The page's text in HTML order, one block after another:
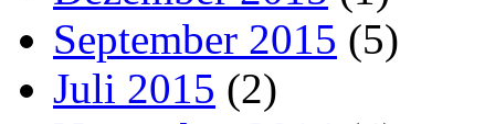
September 2015 (5)
Juli 2015 (2)